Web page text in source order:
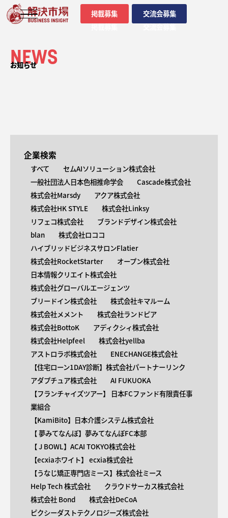
掲載募集
掲載募集
交流会募集
交流会募集
NEWS
お知らせ
企業検索
すべて
セムAIソリューション株式会社
一般社団法人日本色相推命学会
Cascade株式会社
株式会社Marsdy
アクア株式会社
株式会社HK STYLE
株式会社Linksy
リフェコ株式会社
ブランドデザイン株式会社
blan
株式会社ロココ
ハイブリッドビジネスサロンFlatier
株式会社RocketStarter
オープン株式会社
日本情報クリエイト株式会社
株式会社グローバルエージェンツ
ブリードイン株式会社
株式会社キマルーム
株式会社メメント
株式会社ランドピア
株式会社BottoK
アディクシィ株式会社
株式会社Helpfeel
株式会社yellba
アストロラボ株式会社
ENECHANGE株式会社
【住宅ローン1DAY診断】株式会社パートナーリンク
アダプチュア株式会社
AI FUKUOKA
【​フランチャイズツアー】 日本FCファンド有限責任事
業組合
【KamiBito​】日本介護システム株式会社
【 ​夢みてなんぼ】夢みてなんぼFC本部
【 ​J BOWL】ACAI TOKYO株式会社
【​ecxiaホワイト】 ecxia株式会社
【​うなじ矯正専門店ミース】株式会社ミース
Help Tech 株式会社
クラウドサーカス株式会社
株式会社 Bond
株式会社DeCoA
ピクシーダストテクノロジーズ株式会社